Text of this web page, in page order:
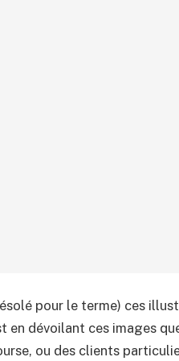
pour le terme) ces
en dévoilant ces images
ou des clients